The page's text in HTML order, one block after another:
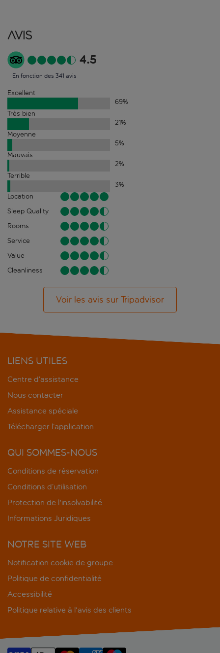
Avis
4.5
En fonction des 341 avis
Excellent
69%
Très bien
21%
Moyenne
5%
Mauvais
2%
Terrible
3%
Location
Sleep Quality
Rooms
Service
Value
Cleanliness
Voir les avis sur Tripadvisor
LIENS UTILES
Centre d’assistance
Nous contacter
Assistance spéciale
Télécharger l’application
QUI SOMMES-NOUS
Conditions de réservation
Conditions d’utilisation
Protection de l'insolvabilité
Informations Juridiques
NOTRE SITE WEB
Notification cookie de groupe
Politique de confidentialité
Accessibilité
Politique relative à l'avis des clients